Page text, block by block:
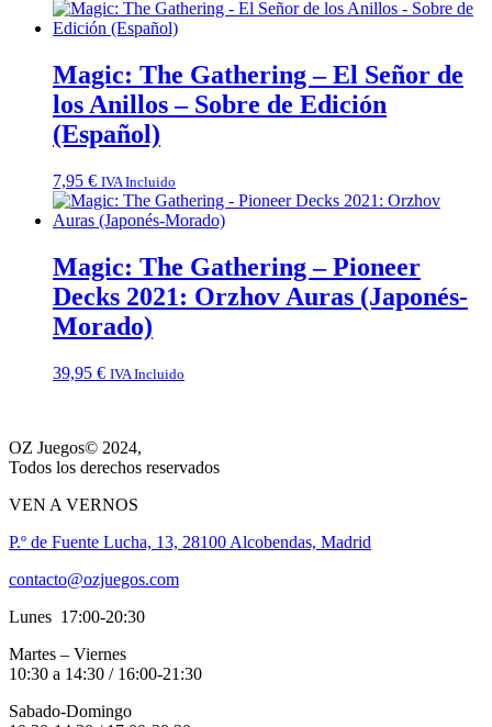
Magic: The Gathering – El Señor de
los Anillos – Sobre de Edición
(Español)
7,95 € IVA Incluido
Magic: The Gathering – Pioneer
Decks 2021: Orzhov Auras (Japonés-
Morado)
39,95 € IVA Incluido
OZ Juegos© 2024,
Todos los derechos reservados
VEN A VERNOS
P.º de Fuente Lucha, 13, 28100 Alcobendas, Madrid
contacto@ozjuegos.com
Lunes 17:00-20:30
Martes – Viernes
10:30 a 14:30 / 16:00-21:30
Sabado-Domingo